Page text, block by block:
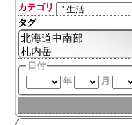
カテゴリ
タグ
日付
年
月